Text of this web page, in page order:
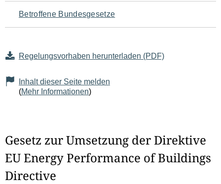
Seiteninhalt
Betroffene Bundesgesetze
Regelungsvorhaben herunterladen (PDF)
Inhalt dieser Seite melden
(Mehr Informationen)
Gesetz zur Umsetzung der Direktive
EU Energy Performance of Buildings
Directive